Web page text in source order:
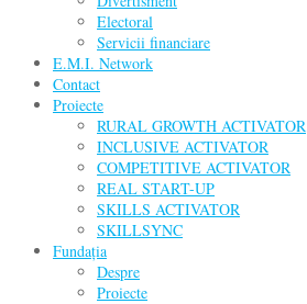
Electoral
Servicii financiare
E.M.I. Network
Contact
Proiecte
RURAL GROWTH ACTIVATOR
INCLUSIVE ACTIVATOR
COMPETITIVE ACTIVATOR
REAL START-UP
SKILLS ACTIVATOR
SKILLSYNC
Fundația
Despre
Proiecte